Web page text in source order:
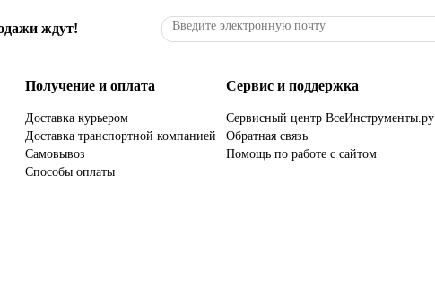
ждут!
Получение и оплата
Доставка курьером
Доставка транспортной компанией
Самовывоз
Способы оплаты
Сервис и поддержка
Сервисный центр ВсеИнструменты.ру
Обратная связь
Помощь по работе с сайтом